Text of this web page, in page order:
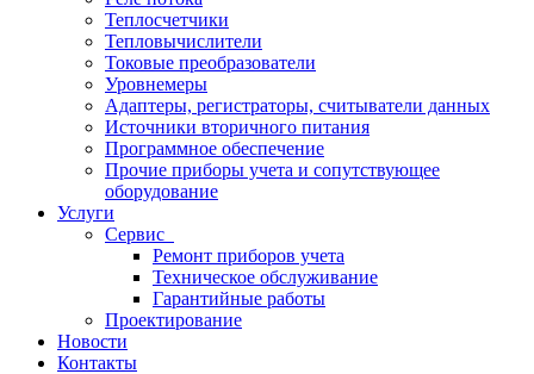
Теплосчетчики
Тепловычислители
Токовые преобразователи
Уровнемеры
Адаптеры, регистраторы, считыватели данных
Источники вторичного питания
Программное обеспечение
Прочие приборы учета и сопутствующее
оборудование
Услуги
Сервис
Ремонт приборов учета
Техническое обслуживание
Гарантийные работы
Проектирование
Новости
Контакты